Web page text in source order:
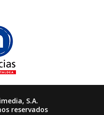
S.A.
reservados